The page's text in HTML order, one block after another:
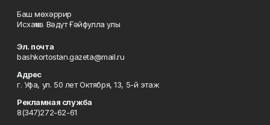
Баш мөхәррир
Исхаҡов Вәдүт Ғәйфулла улы
Эл. почта
bashkortostan.gazeta@mail.ru
Адрес
г. Уфа, ул. 50 лет Октября, 13, 5-й этаж
Рекламная служба
8(347)272-62-61